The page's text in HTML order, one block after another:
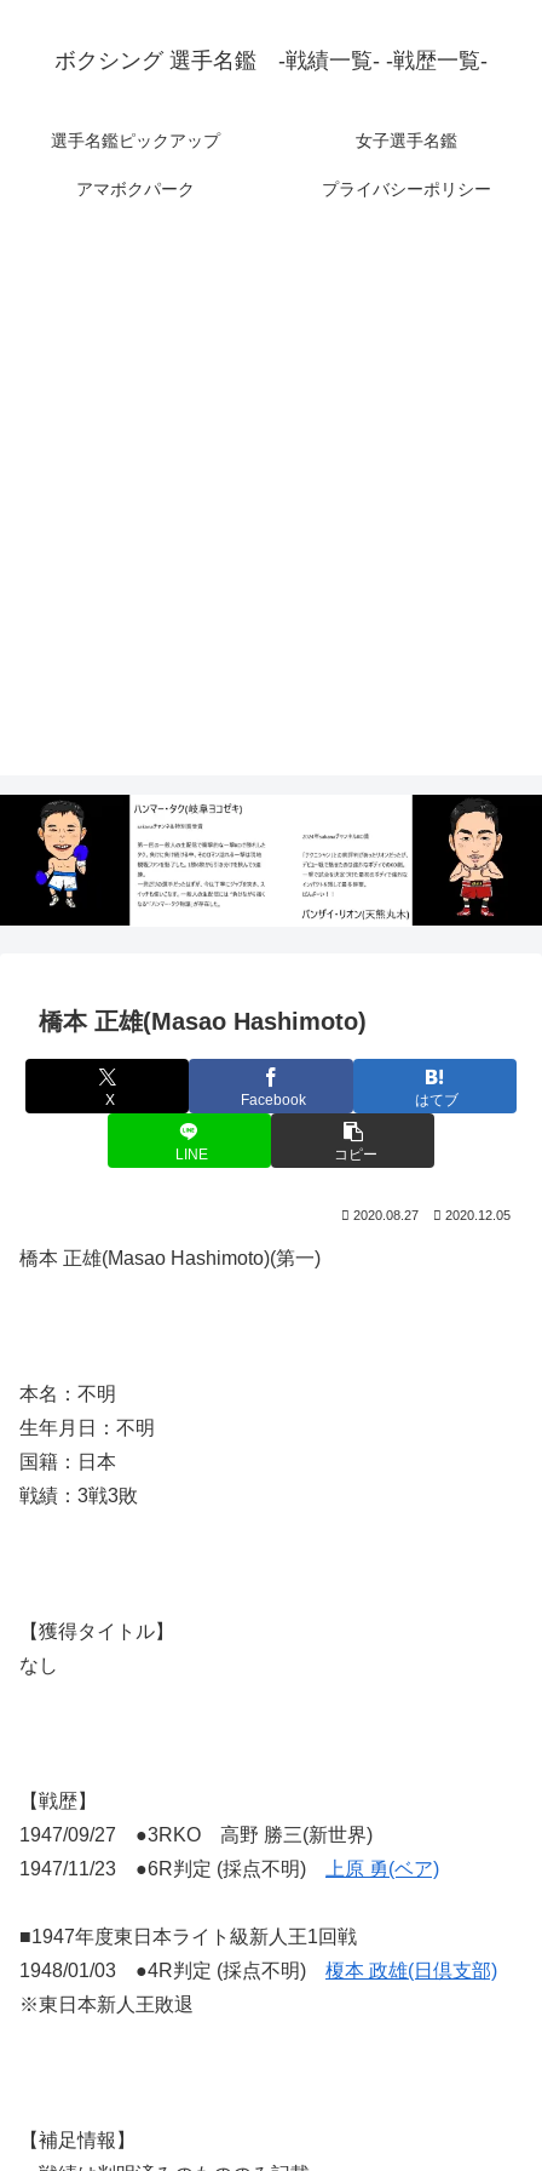
ボクシング 選手名鑑 -戦績一覧- -戦歴一覧-
選手名鑑ピックアップ 女子選手名鑑
アマボクパーク プライバシーポリシー
橋本 正雄(Masao Hashimoto)
X Facebook はてブ
LINE コピー
2020.08.27 2020.12.05
橋本 正雄(Masao Hashimoto)(第一)
本名：不明
生年月日：不明
国籍：日本
戦績：3戦3敗
【獲得タイトル】
なし
【戦歴】
1947/09/27 ●3RKO 高野 勝三(新世界)
1947/11/23 ●6R判定 (採点不明)
上原 勇(ベア)
■1947年度東日本ライト級新人王1回戦
1948/01/03 ●4R判定 (採点不明) 榎本 政雄(日倶支部)
※東日本新人王敗退
【補足情報】